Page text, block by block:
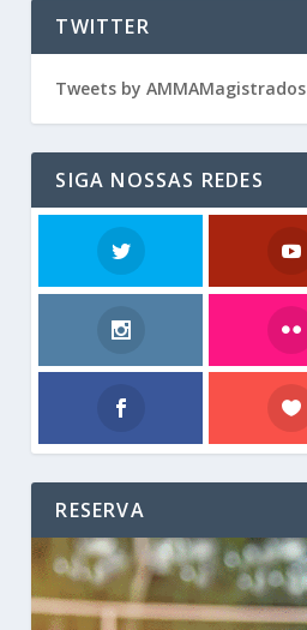
TWITTER
Tweets by AMMAMagistrados
SIGA NOSSAS REDES
RESERVA